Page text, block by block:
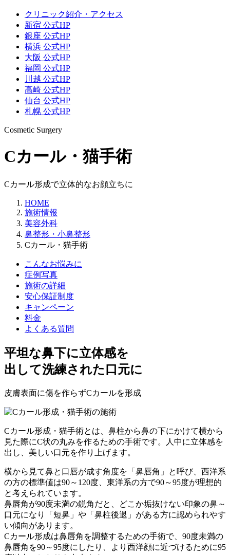
クリニック紹介・アクセス
新宿 公式HP
銀座 公式HP
横浜 公式HP
大阪 公式HP
福岡 公式HP
川越 公式HP
高崎 公式HP
仙台 公式HP
札幌 公式HP
Cosmetic Surgery
Cカール・猫手術
Cカール形成で立体的なお顔立ちに
HOME
施術情報
美容外科
鼻整形・小鼻整形
Cカール・猫手術
こんなお悩みに
症例写真
施術の詳細
安心保証制度
キャンペーン
料金
よくある質問
平坦な鼻下に立体感を
出して洗練された口元に
皮膚表面に傷を作らずCカールを形成
Cカール形成・猫手術とは、 鼻柱から鼻の下にかけて横から
見た際にC状の丸みを作るための手術です。人中に立体感を
出し、美しい口元を作り上げます。
横から見て鼻と口唇が成す角度を「鼻唇角」
と呼び、西洋系
の方の標準値は90～120度、 東洋系の方で90～95度が理想的
と考えられています。
鼻唇角が90度未満の鋭角だと、どこか垢抜けない印象の鼻～
口元になり「短鼻」や「鼻柱後退」がある方に認められやす
い傾向があります。
Cカール形成は鼻唇角を調整するための手術で、90度未満の
鼻唇角を90～95度にしたり、
より西洋顔に近づけるために95